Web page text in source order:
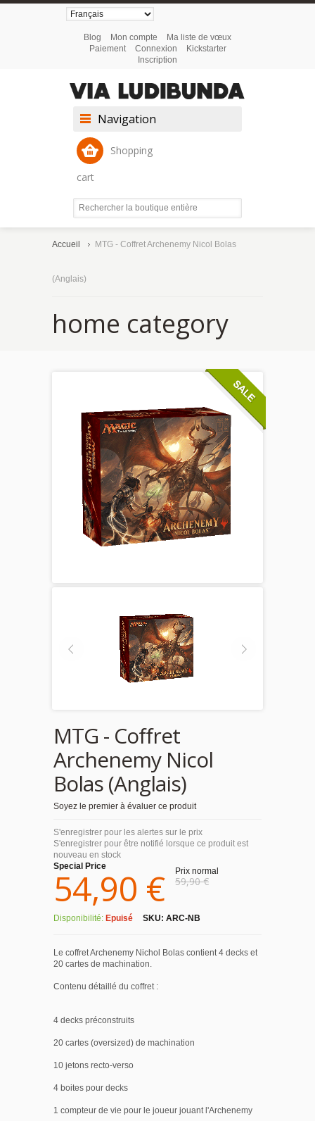
Blog Mon compte
Ma liste de vœux
Paiement
Connexion
Kickstarter
Inscription
Navigation
Shopping
cart
Accueil MTG - Coffret Archenemy Nicol Bolas
(Anglais)
home category
MTG - Coffret
Archenemy Nicol
Bolas (Anglais)
Soyez le premier à évaluer ce produit
S'enregistrer pour les alertes sur le prix
S'enregistrer pour être notifié lorsque ce produit est
nouveau en stock
Prix normal
59,90 €
Special Price
54,90 €
Disponibilité: Epuisé SKU: ARC-NB
Le coffret Archenemy Nichol Bolas contient 4 decks et
20 cartes de machination.
Contenu détaillé du coffret :
4 decks préconstruits
20 cartes (oversized) de machination
10 jetons recto-verso
4 boites pour decks
1 compteur de vie pour le joueur jouant l'Archenemy